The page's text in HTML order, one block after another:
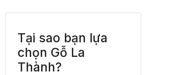
Tại sao bạn lựa
chọn Gỗ La
Thành?